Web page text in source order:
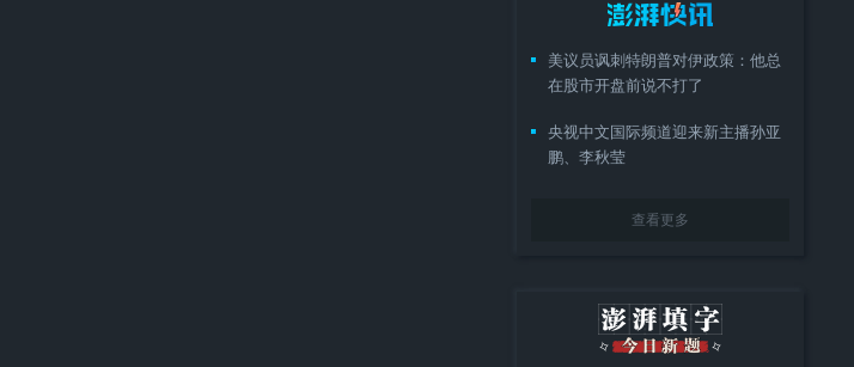
美议员讽刺特朗普对伊政策：他总
在股市开盘前说不打了
央视中文国际频道迎来新主播孙亚
鹏、李秋莹
查看更多